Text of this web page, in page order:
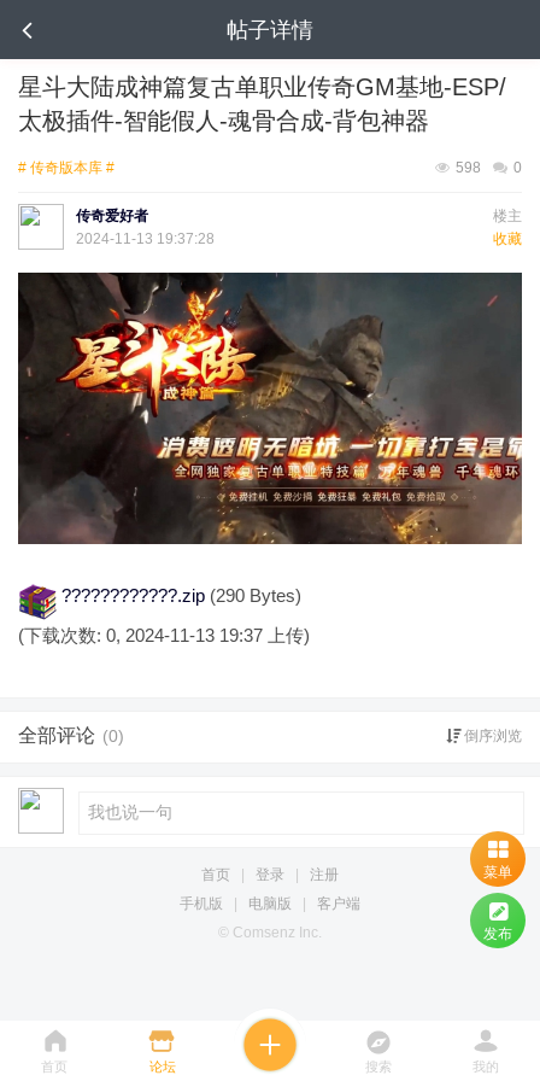
帖子详情
星斗大陆成神篇复古单职业传奇GM基地-ESP/
太极插件-智能假人-魂骨合成-背包神器
# 传奇版本库 # 0
598
楼主
传奇爱好者
收藏
2024-11-13 19:37:28
????????????.zip (290 Bytes)
(下载次数: 0, 2024-11-13 19:37 上传)
全部评论 (0) 倒序浏览
首页 | 登录 |
注册
手机版
| 电脑版 |
客户端
© Comsenz Inc.
首页 论坛 搜索 我的
菜单
发布